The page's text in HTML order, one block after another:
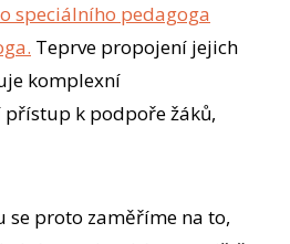
speciálního pedagoga
Teprve propojení jejich
komplexní
k podpoře žáků,
se proto zaměříme na to,